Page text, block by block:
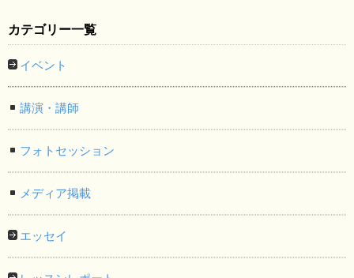
カテゴリー一覧
イベント
講演・講師
フォトセッション
メディア掲載
エッセイ